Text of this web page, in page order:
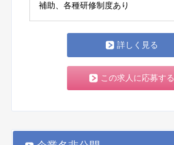
補助、各種研修制度あり
詳しく見る
この求人に応募する